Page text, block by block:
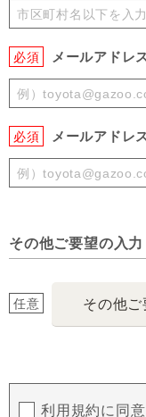
必須 メールアドレ
必須 メールアドレ
その他ご要望の入力
任意 その他ご
利用規約に同